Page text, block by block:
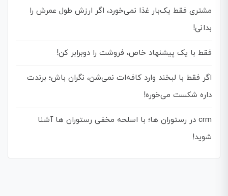
مشتری فقط یک‌بار غذا نمی‌خورد، اگر ارزش طول عمرش را
بدانی!
فقط با یک پیشنهاد خاص، فروشت را دوبرابر کن!
اگر فقط با لبخند وارد کافه‌ات نمی‌شن، نگران باش؛ برندت
داره شکست می‌خوره!
crm در رستوران ها؛ با اسلحه مخفی رستوران ها آشنا
شوید!